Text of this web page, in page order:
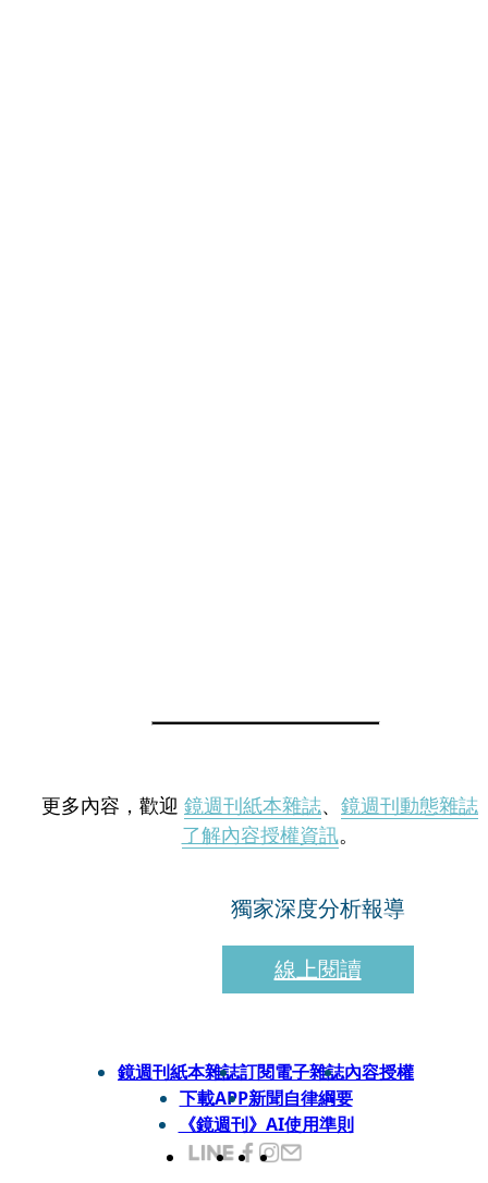
更多內容，歡迎 鏡週刊紙本雜誌、 鏡週刊動態雜誌
了解內容授權資訊。
獨家深度分析報導
線上閱讀
鏡週刊紙本雜誌訂閱電子雜誌內容授權
下載APP新聞自律綱要
《鏡週刊》AI使用準則